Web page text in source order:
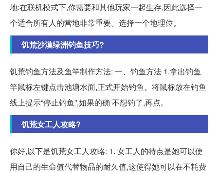
地:在联机模式下,你需要和其他玩家一起生存,因此选择一
个适合所有人的营地非常重要。选择一个地理位。
饥荒沙漠绿洲钓鱼技巧?
饥荒钓鱼方法及鱼竿制作方法: 一、钓鱼方法 1.拿出钓鱼
竿鼠标左键点击池塘水面,正式开始钓鱼。将鼠标放在钓鱼
线上提示“停止钓鱼”,如果的确 不想钓了,再点。
饥荒女工人攻略?
你好,以下是饥荒女工人攻略: 1. 女工人的特点是她可以使
用自己的生命值代替物品的耐久值,这使得她可以在不耗费